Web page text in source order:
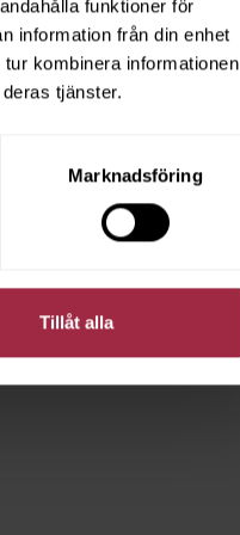
funktioner för
information från din enhet
kombinera informationen
tjänster.
Marknadsföring
Tillåt alla